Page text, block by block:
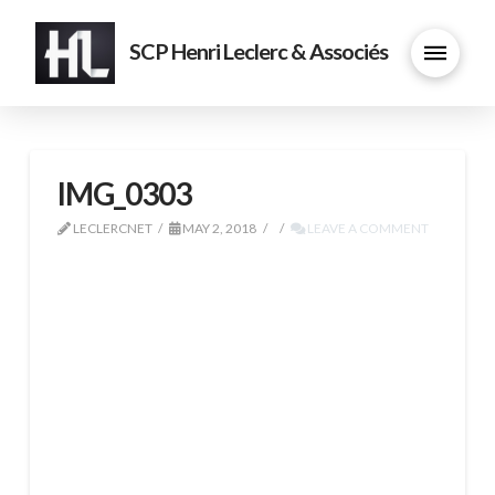
SCP Henri Leclerc & Associés
IMG_0303
LECLERCNET MAY 2, 2018 LEAVE A COMMENT